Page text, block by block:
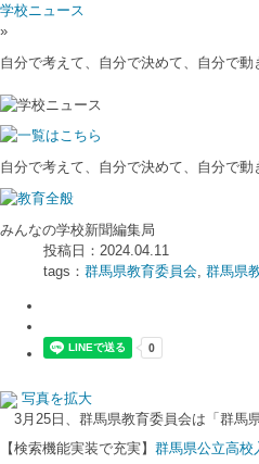
学校ニュース
»
自分で考えて、自分で決めて、自分で
自分で考えて、自分で決めて、自分で
みんなの学校新聞編集局
投稿日：2024.04.11
tags： 群馬県教育委員会 群馬県
写真を拡大
3月25日、群馬県教育委員会は「群馬
【検索機能実装で充実】 群馬県公立高